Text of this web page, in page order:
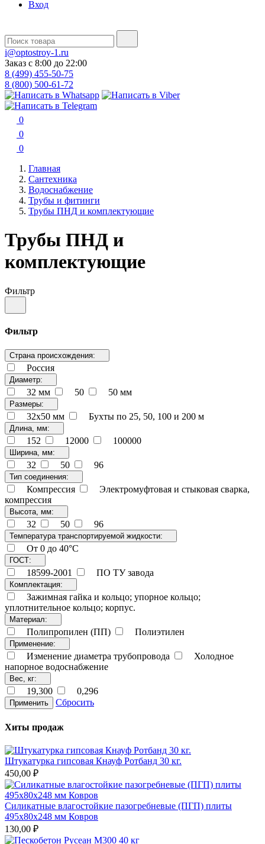
Вход
i@optostroy-1.ru
Заказ с 8:00 до 22:00
8 (499) 455-50-75
8 (800) 500-61-72
0
0
0
Главная
Сантехника
Водоснабжение
Трубы и фитинги
Трубы ПНД и комплектующие
Трубы ПНД и
комплектующие
Фильтр
Фильтр
Страна происхождения:
Россия
Диаметр:
32 мм 50 50 мм
Размеры:
32x50 мм Бухты по 25, 50, 100 и 200 м
Длина, мм:
152 12000 100000
Ширина, мм:
32 50 96
Тип соединения:
Компрессия
Электромуфтовая и стыковая сварка,
компрессия
Высота, мм:
32 50 96
Температура транспортируемой жидкости:
От 0 до 40°С
ГОСТ:
18599-2001 ПО ТУ завода
Комплектация:
Зажимная гайка и кольцо; упорное кольцо;
уплотнительное кольцо; корпус.
Материал:
Полипропилен (ПП) Полиэтилен
Применение:
Изменение диаметра трубопровода
Холодное
напорное водоснабжение
Вес, кг:
19,300 0,296
Применить Сбросить
Хиты продаж
Штукатурка гипсовая Кнауф Ротбанд 30 кг.
450,00 ₽
Силикатные влагостойкие пазогребневые (ПГП) плиты
495х80х248 мм Ковров
130,00 ₽